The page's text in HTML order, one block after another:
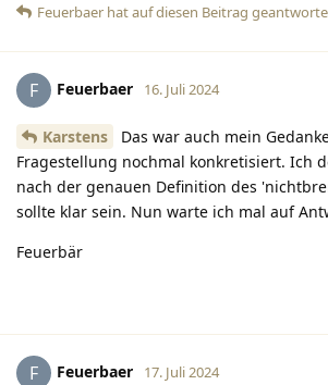
Feuerbaer hatauf diesen Beitrag
F Feuerbaer 16. Juli 2024
Karstens
Das war auch mein
Fragestellung nochmal konkretisiert. Ich
nach der genauen Definition des
sollte klar sein. Nun warte ich mal auf
Feuerbär
F Feuerbaer 17. Juli 2024